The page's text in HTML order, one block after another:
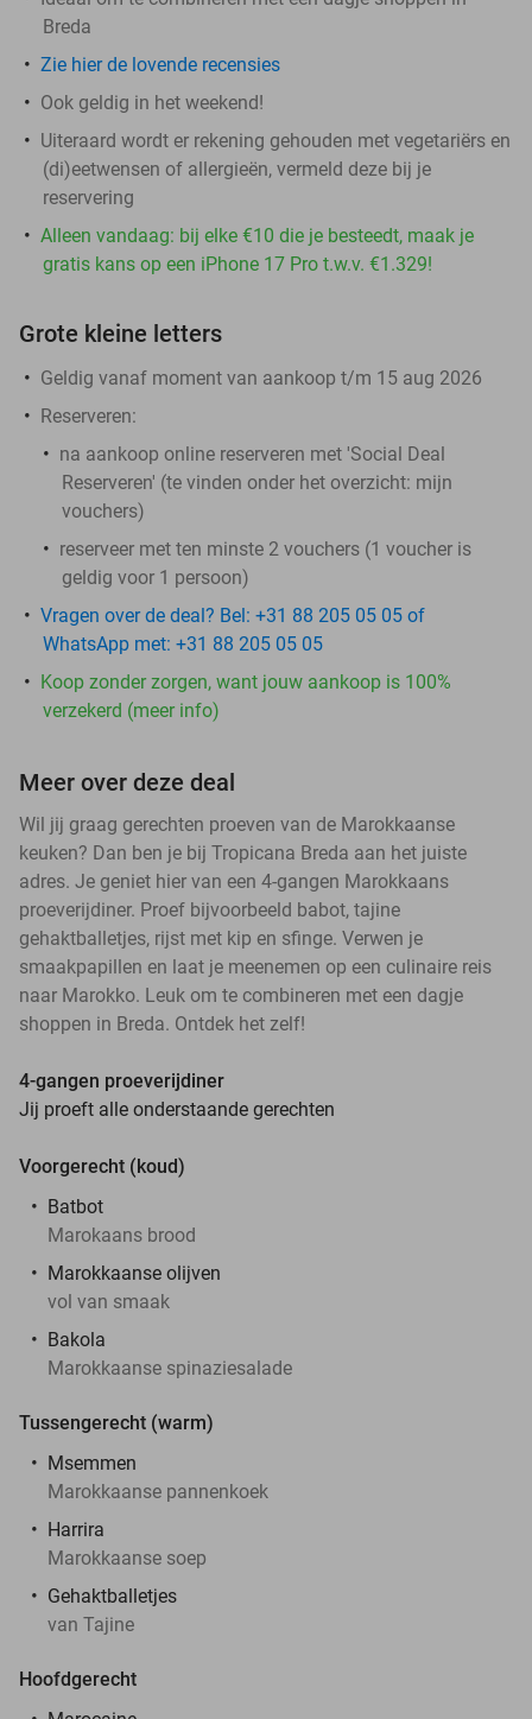
Breda
Zie hier de lovende recensies
Ook geldig in het weekend!
Uiteraard wordt er rekening gehouden met vegetariërs en
(di)eetwensen of allergieën, vermeld deze bij je
reservering
Alleen vandaag: bij elke €10 die je besteedt, maak je
gratis kans op een iPhone 17 Pro t.w.v. €1.329!
Grote kleine letters
Geldig vanaf moment van aankoop t/m 15 aug 2026
Reserveren:
na aankoop online reserveren met 'Social Deal
Reserveren' (te vinden onder het overzicht: mijn
vouchers)
reserveer met ten minste 2 vouchers (1 voucher is
geldig voor 1 persoon)
Vragen over de deal? Bel: +31 88 205 05 05 of
WhatsApp met: +31 88 205 05 05
Koop zonder zorgen, want jouw aankoop is 100%
verzekerd (meer info)
Meer over deze deal
Wil jij graag gerechten proeven van de Marokkaanse
keuken? Dan ben je bij Tropicana Breda aan het juiste
adres. Je geniet hier van een 4-gangen Marokkaans
proeverijdiner. Proef bijvoorbeeld babot, tajine
gehaktballetjes, rijst met kip en sfinge. Verwen je
smaakpapillen en laat je meenemen op een culinaire reis
naar Marokko. Leuk om te combineren met een dagje
shoppen in Breda. Ontdek het zelf!
4-gangen proeverijdiner
Jij proeft alle onderstaande gerechten
Voorgerecht (koud)
Batbot
Marokaans brood
Marokkaanse olijven
vol van smaak
Bakola
Marokkaanse spinaziesalade
Tussengerecht (warm)
Msemmen
Marokkaanse pannenkoek
Harrira
Marokkaanse soep
Gehaktballetjes
van Tajine
Hoofdgerecht